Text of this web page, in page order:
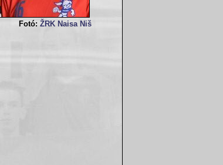
Fotó: ŽRK Naisa Niš